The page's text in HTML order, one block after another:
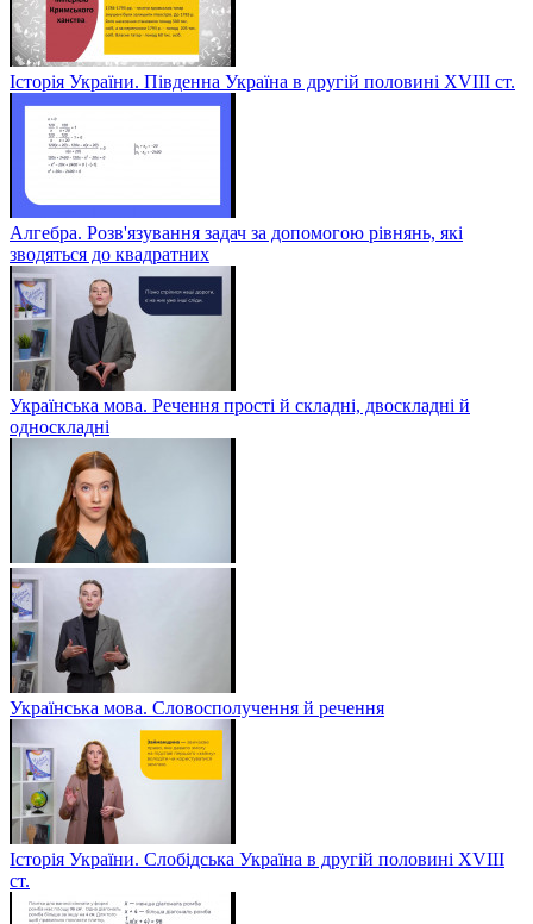
Історія України. Південна Україна в другій половині ХVІІІ ст.
Алгебра. Розв'язування задач за допомогою рівнянь, які
зводяться до квадратних
Українська мова. Речення прості й складні, двоскладні й
односкладні
Українська мова. Словосполучення й речення
Історія України. Слобідська Україна в другій половині ХVIIІ
ст.